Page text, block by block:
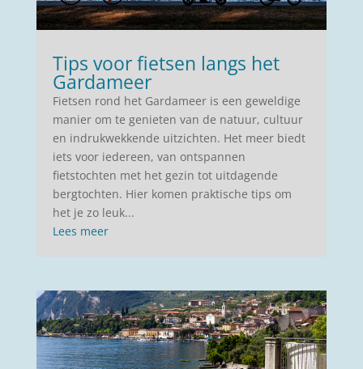
Tips voor fietsen langs het
Gardameer
Fietsen rond het Gardameer is een geweldige
manier om te genieten van de natuur, cultuur
en indrukwekkende uitzichten. Het meer biedt
iets voor iedereen, van ontspannen
fietstochten met het gezin tot uitdagende
bergtochten. Hier komen praktische tips om
het je zo leuk...
Lees meer